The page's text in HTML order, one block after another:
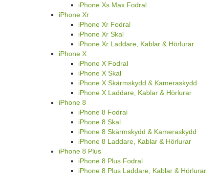
iPhone Xs Max Fodral
iPhone Xr
iPhone Xr Fodral
iPhone Xr Skal
iPhone Xr Laddare, Kablar & Hörlurar
iPhone X
iPhone X Fodral
iPhone X Skal
iPhone X Skärmskydd & Kameraskydd
iPhone X Laddare, Kablar & Hörlurar
iPhone 8
iPhone 8 Fodral
iPhone 8 Skal
iPhone 8 Skärmskydd & Kameraskydd
iPhone 8 Laddare, Kablar & Hörlurar
iPhone 8 Plus
iPhone 8 Plus Fodral
iPhone 8 Plus Laddare, Kablar & Hörlurar